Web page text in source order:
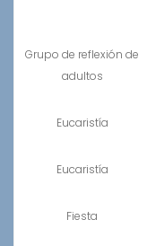
Grupo de reflexión de
adultos
Eucaristía
Eucaristía
Fiesta